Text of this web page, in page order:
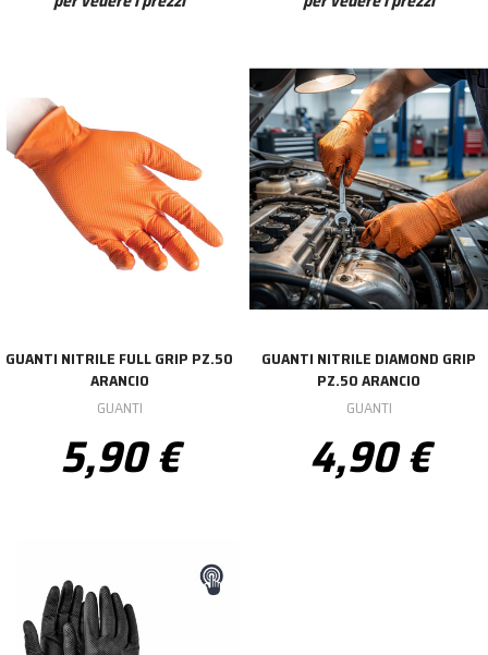
GUANTI NITRILE FULL GRIP PZ.50
ARANCIO
GUANTI
5,90 €
GUANTI NITRILE DIAMOND GRIP
PZ.50 ARANCIO
GUANTI
4,90 €